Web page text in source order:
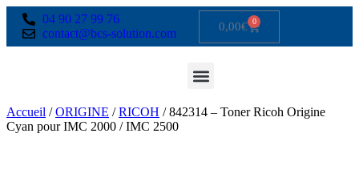
04 90 27 99 76
contact@bcs-solution.com
0,00€ 0
Accueil /ORIGINE /RICOH / 842314 – Toner Ricoh Origine
Cyan pour IMC 2000 / IMC 2500